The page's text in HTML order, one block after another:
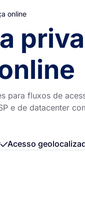
online
para fluxos de
e de datacenter
Acesso